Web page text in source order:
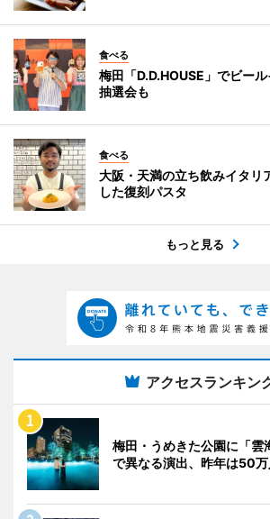
食べる
梅田「D.D.HOUSE」でビー
抽選会も
食べる
大阪・天満の立ち飲みイタリ
した復刻パスタ
もっと見る
アクセスランキン
梅田・うめきた公園に「
で異なる演出、昨年は50